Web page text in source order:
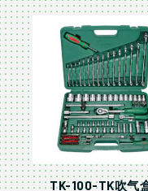
TK-100-TK吹气